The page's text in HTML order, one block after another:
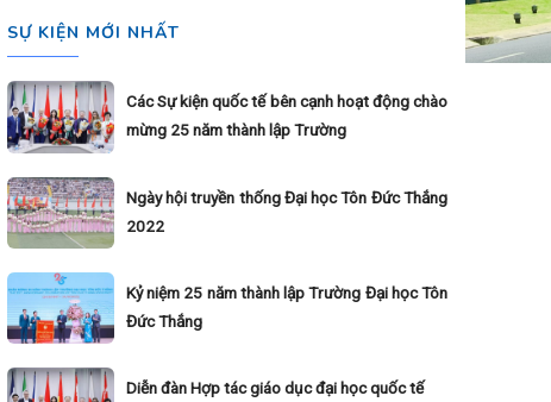
SỰ KIỆN MỚI NHẤT
Các Sự kiện quốc tế bên cạnh hoạt động chào
mừng 25 năm thành lập Trường
Ngày hội truyền thống Đại học Tôn Đức Thắng
2022
Kỷ niệm 25 năm thành lập Trường Đại học Tôn
Đức Thắng
Diễn đàn Hợp tác giáo dục đại học quốc tế